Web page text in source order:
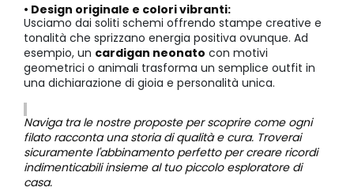
• Design originale e colori vibranti:
Usciamo dai soliti schemi offrendo stampe creative e
tonalità che sprizzano energia positiva ovunque. Ad
esempio, un cardigan neonato con motivi
geometrici o animali trasforma un semplice outfit in
una dichiarazione di gioia e personalità unica.
Naviga tra le nostre proposte per scoprire come ogni
filato racconta una storia di qualità e cura. Troverai
sicuramente l'abbinamento perfetto per creare ricordi
indimenticabili insieme al tuo piccolo esploratore di
casa.